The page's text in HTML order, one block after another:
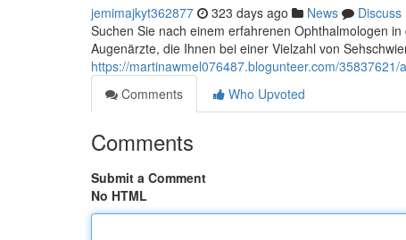
jemimajkyt362877 323 days ago News
Discuss
Suchen Sie nach einem erfahrenen Ophthalmologen
Augenärzte, die Ihnen bei einer Vielzahl von
https://martinawmel076487.blogunteer.com/
Comments
Who Upvoted
Comments
Submit a Comment
No HTML